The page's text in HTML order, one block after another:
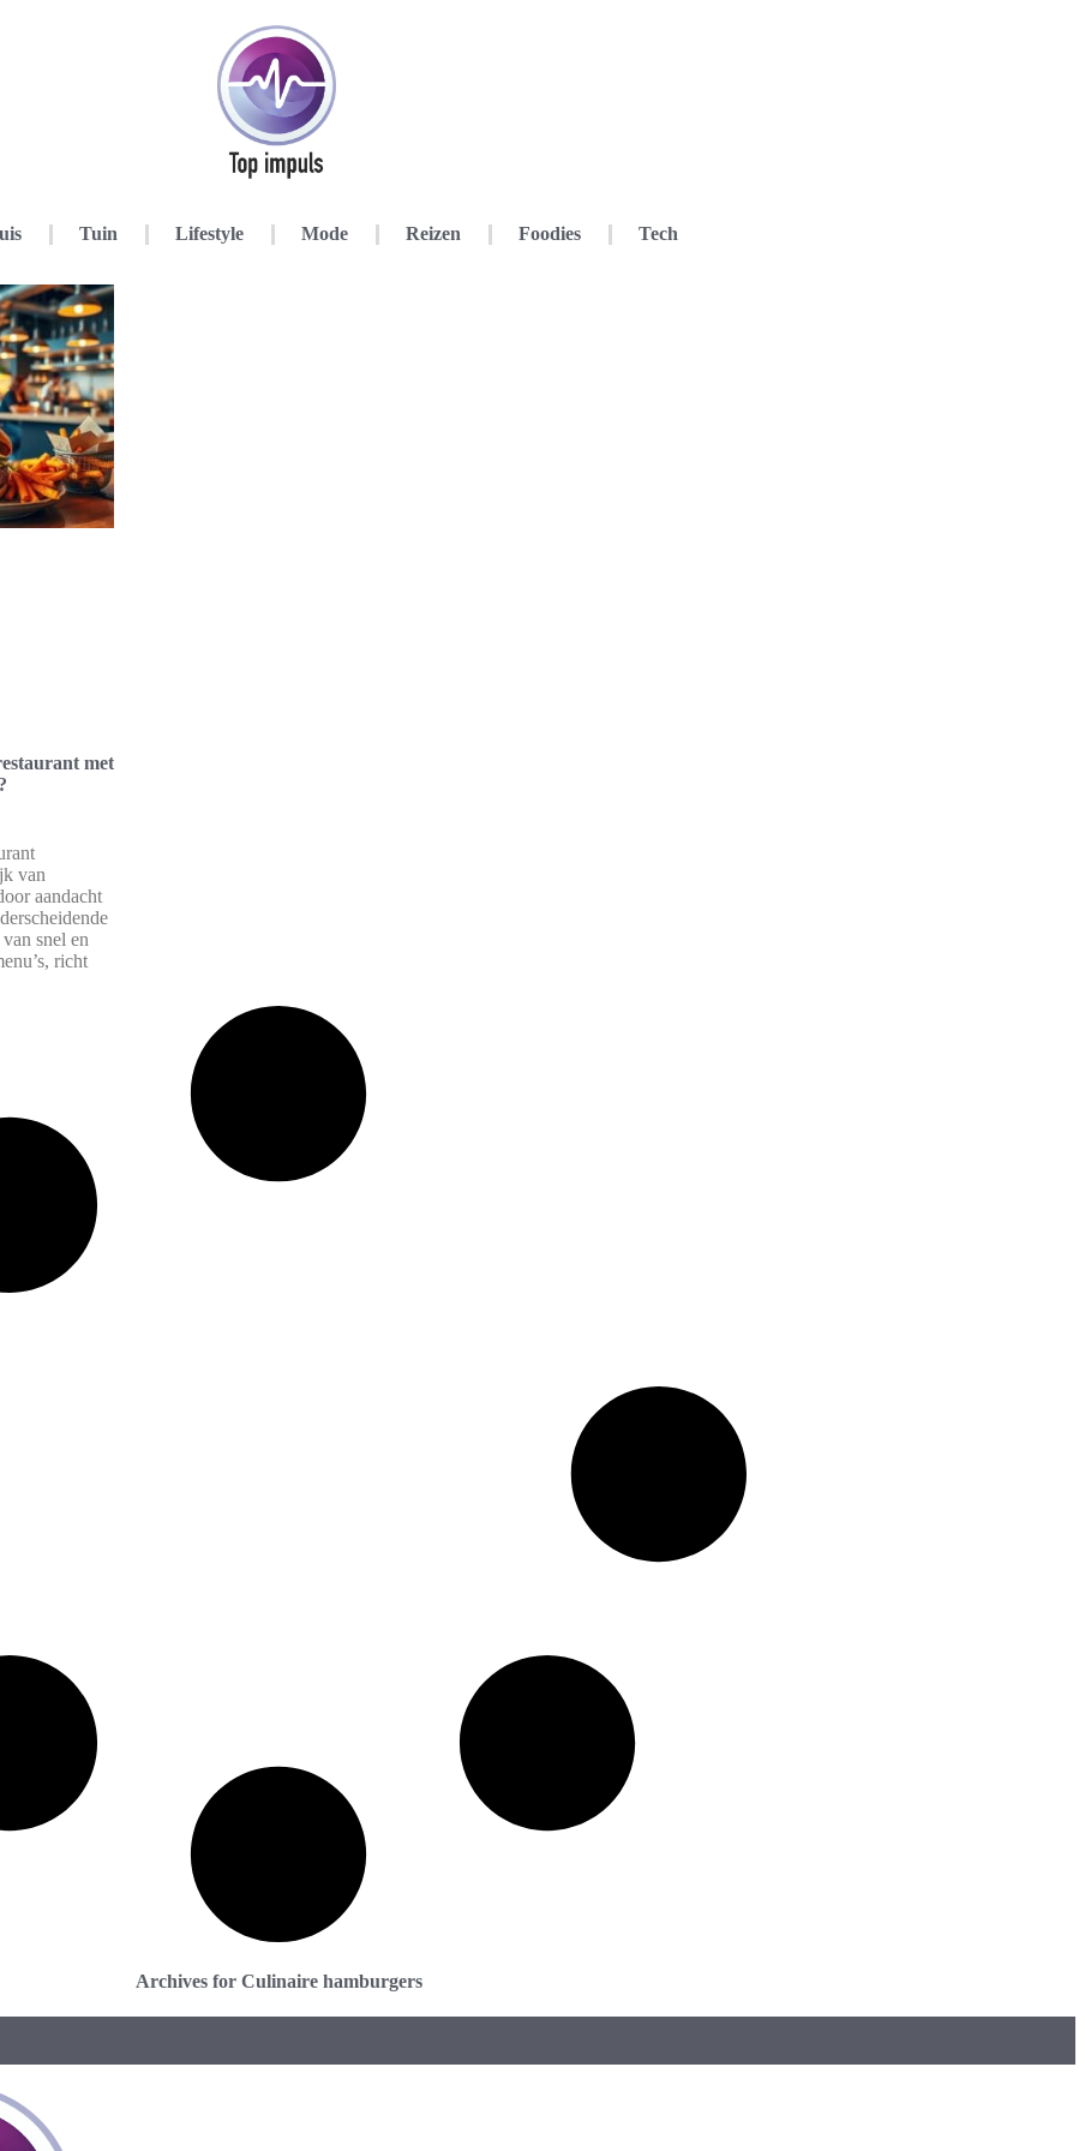
Tuin Lifestyle Mode Reizen Foodies Tech
met
van
aandacht
snel en
richt
Archives for Culinaire hamburgers